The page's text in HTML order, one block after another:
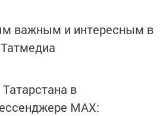
важным и интересным в
Татмедиа
в
MАХ: